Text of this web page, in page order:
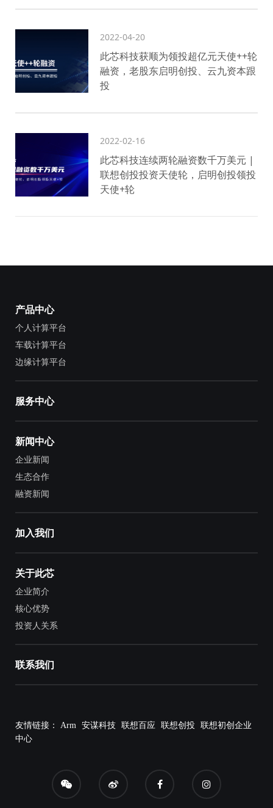
2022-04-20
此芯科技获顺为领投超亿元天使++轮
融资，老股东启明创投、云九资本跟
投
2022-02-16
此芯科技连续两轮融资数千万美元 |
联想创投投资天使轮，启明创投领投
天使+轮
产品中心
个人计算平台
车载计算平台
边缘计算平台
服务中心
新闻中心
企业新闻
生态合作
融资新闻
加入我们
关于此芯
企业简介
核心优势
投资人关系
联系我们
友情链接： Arm 安谋科技 联想百应 联想创投
联想初创企业
中心